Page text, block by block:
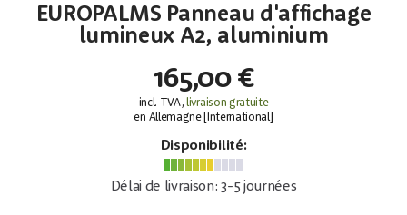
EUROPALMS Panneau d'affichage
lumineux A2, aluminium
165,00 €
incl. TVA, livraison gratuite
en Allemagne [
International]
Disponibilité:
Délai de livraison: 3-5 journées